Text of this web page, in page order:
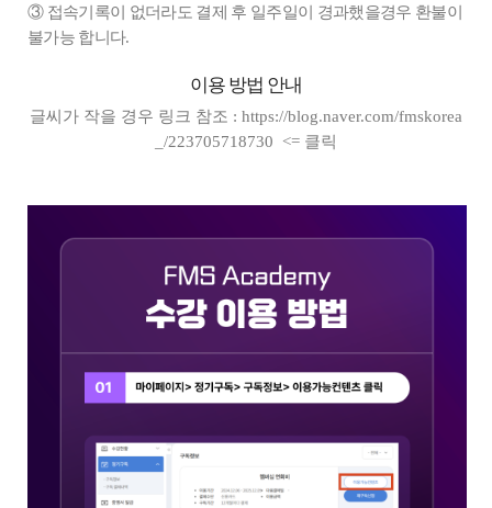
③ 접속기록이 없더라도 결제 후 일주일이 경과했을경우 환불이
불가능 합니다.
이용 방법 안내
글씨가 작을 경우 링크 참조 : https://blog.naver.com/fmskorea
_/223705718730
<= 클릭